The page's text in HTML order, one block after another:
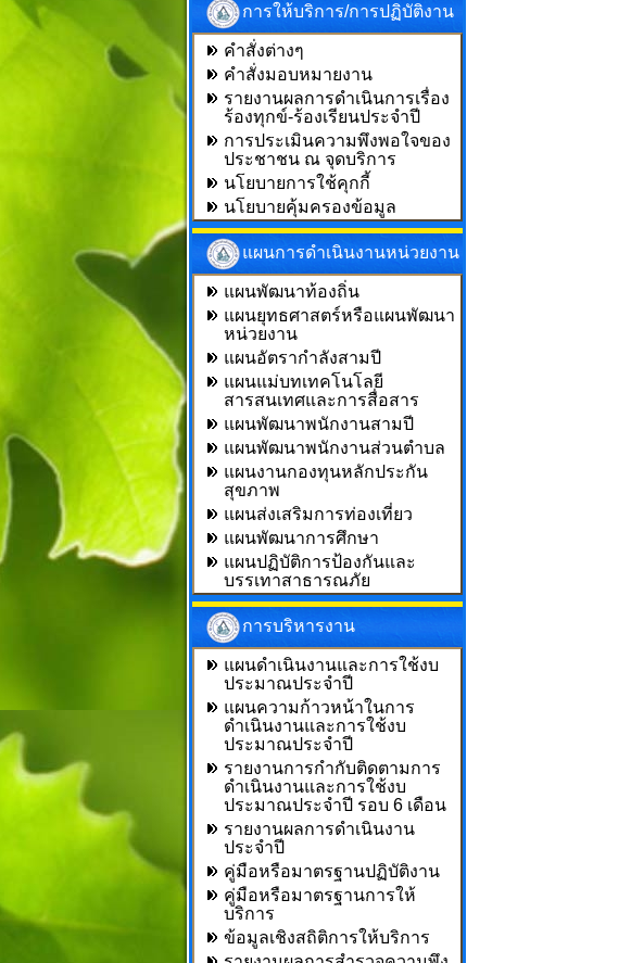
การให้บริการ/การปฏิบัติงาน
คำสั่งต่างๆ
คำสั่งมอบหมายงาน
รายงานผลการดำเนินการเรื่อง
ร้องทุกข์-ร้องเรียนประจำปี
การประเมินความพึงพอใจของ
ประชาชน ณ จุดบริการ
นโยบายการใช้คุกกี้
นโยบายคุ้มครองข้อมูล
แผนการดำเนินงานหน่วยงาน
แผนพัฒนาท้องถิ่น
แผนยุทธศาสตร์หรือแผนพัฒนา
หน่วยงาน
แผนอัตรากำลังสามปี
แผนแม่บทเทคโนโลยี
สารสนเทศและการสื่อสาร
แผนพัฒนาพนักงานสามปี
แผนพัฒนาพนักงานส่วนตำบล
แผนงานกองทุนหลักประกัน
สุขภาพ
แผนส่งเสริมการท่องเที่ยว
แผนพัฒนาการศึกษา
แผนปฏิบัติการป้องกันและ
บรรเทาสาธารณภัย
การบริหารงาน
แผนดำเนินงานและการใช้งบ
ประมาณประจำปี
แผนความก้าวหน้าในการ
ดำเนินงานและการใช้งบ
ประมาณประจำปี
รายงานการกำกับติดตามการ
ดำเนินงานและการใช้งบ
ประมาณประจำปี รอบ 6 เดือน
รายงานผลการดำเนินงาน
ประจำปี
คู่มือหรือมาตรฐานปฏิบัติงาน
คู่มือหรือมาตรฐานการให้
บริการ
ข้อมูลเชิงสถิติการให้บริการ